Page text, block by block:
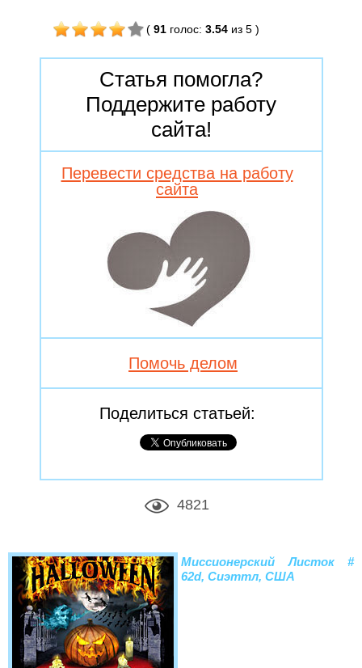
( 91 голос: 3.54из 5)
Статья помогла?
Поддержите работу
сайта!
Перевести средства на работу
сайта
Помочь делом
Поделиться статьей:
4821
Миссионерский Листок #
62d, Сиэттл, США